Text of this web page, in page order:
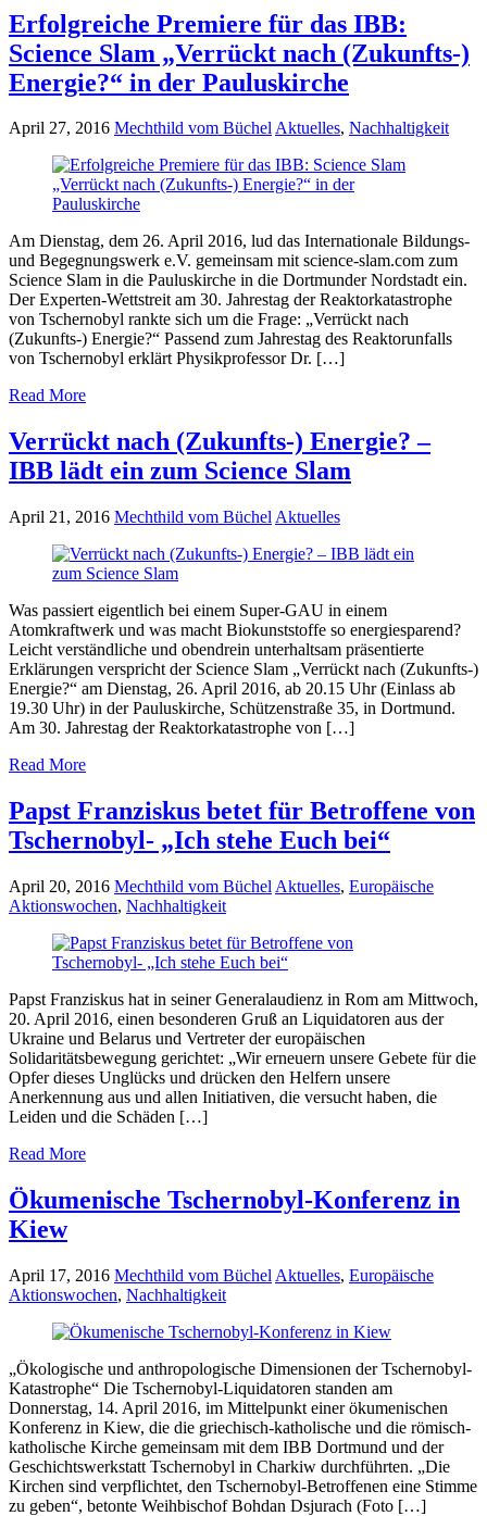
Erfolgreiche Premiere für das IBB:
Science Slam „Verrückt nach (Zukunfts-)
Energie?“ in der Pauluskirche
April 27, 2016 Mechthild vom BüchelAktuelles, Nachhaltigkeit
Am Dienstag, dem 26. April 2016, lud das Internationale Bildungs-
und Begegnungswerk e.V. gemeinsam mit science-slam.com zum
Science Slam in die Pauluskirche in die Dortmunder Nordstadt ein.
Der Experten-Wettstreit am 30. Jahrestag der Reaktorkatastrophe
von Tschernobyl rankte sich um die Frage: „Verrückt nach
(Zukunfts-) Energie?“ Passend zum Jahrestag des Reaktorunfalls
von Tschernobyl erklärt Physikprofessor Dr. […]
Read More
Verrückt nach (Zukunfts-) Energie? –
IBB lädt ein zum Science Slam
April 21, 2016 Mechthild vom Büchel Aktuelles
Was passiert eigentlich bei einem Super-GAU in einem
Atomkraftwerk und was macht Biokunststoffe so energiesparend?
Leicht verständliche und obendrein unterhaltsam präsentierte
Erklärungen verspricht der Science Slam „Verrückt nach (Zukunfts-)
Energie?“ am Dienstag, 26. April 2016, ab 20.15 Uhr (Einlass ab
19.30 Uhr) in der Pauluskirche, Schützenstraße 35, in Dortmund.
Am 30. Jahrestag der Reaktorkatastrophe von […]
Read More
Papst Franziskus betet für Betroffene von
Tschernobyl- „Ich stehe Euch bei“
April 20, 2016 Mechthild vom Büchel Aktuelles, Europäische
Aktionswochen, Nachhaltigkeit
Papst Franziskus hat in seiner Generalaudienz in Rom am Mittwoch,
20. April 2016, einen besonderen Gruß an Liquidatoren aus der
Ukraine und Belarus und Vertreter der europäischen
Solidaritätsbewegung gerichtet: „Wir erneuern unsere Gebete für die
Opfer dieses Unglücks und drücken den Helfern unsere
Anerkennung aus und allen Initiativen, die versucht haben, die
Leiden und die Schäden […]
Read More
Ökumenische Tschernobyl-Konferenz in
Kiew
April 17, 2016 Mechthild vom Büchel Aktuelles, Europäische
Aktionswochen, Nachhaltigkeit
„Ökologische und anthropologische Dimensionen der Tschernobyl-
Katastrophe“ Die Tschernobyl-Liquidatoren standen am
Donnerstag, 14. April 2016, im Mittelpunkt einer ökumenischen
Konferenz in Kiew, die die griechisch-katholische und die römisch-
katholische Kirche gemeinsam mit dem IBB Dortmund und der
Geschichtswerkstatt Tschernobyl in Charkiw durchführten. „Die
Kirchen sind verpflichtet, den Tschernobyl-Betroffenen eine Stimme
zu geben“, betonte Weihbischof Bohdan Dsjurach (Foto […]